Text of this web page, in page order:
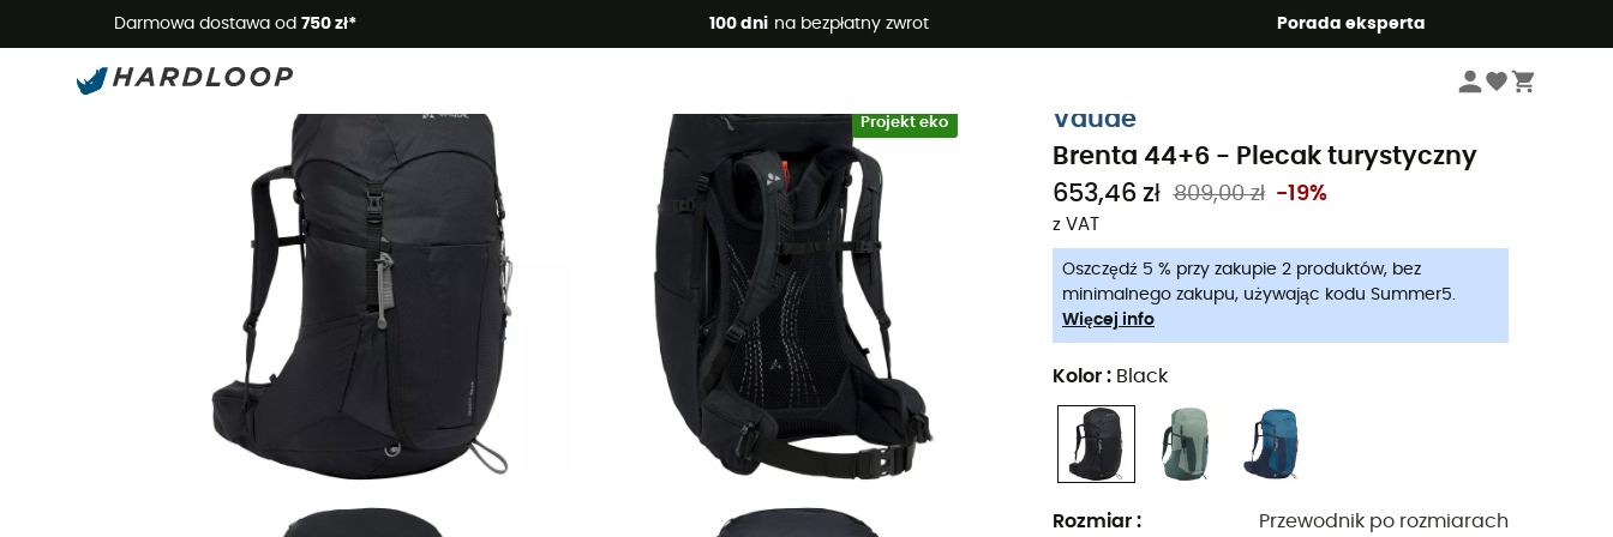
Darmowa dostawa od 750 zł* 100 dni na bezpłatny zwrot Porada eksperta
Letnie promocje 🔥 -5% DODATKOWO przy zakupie 2 produktów*, kod Summer5
Projekt eko
Vaude
Brenta 44+6 - Plecak turystyczny
653,46 zł 809,00 zł -19%
z VAT
Oszczędź 5 % przy zakupie 2 produktów, bez
minimalnego zakupu, używając kodu Summer5.
Więcej info
Kolor : Black
Rozmiar : Przewodnik po rozmiarach